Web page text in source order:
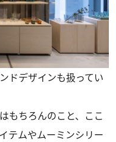
ドデザインも扱ってい
もちろんのこと、ここ
テムやムーミンシリー